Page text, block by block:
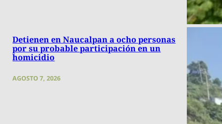
Detienen en Naucalpan a ocho personas
por su probable participación en un
homicidio
AGOSTO 7, 2026